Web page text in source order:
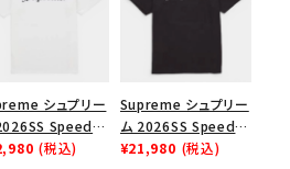
ブラック
シュプリー
Speed
ピードTシャツ
(税込)
Supreme シュプリー
ム 2026SS Speed
Tee スピードTシャツ
¥21,980 (税込)